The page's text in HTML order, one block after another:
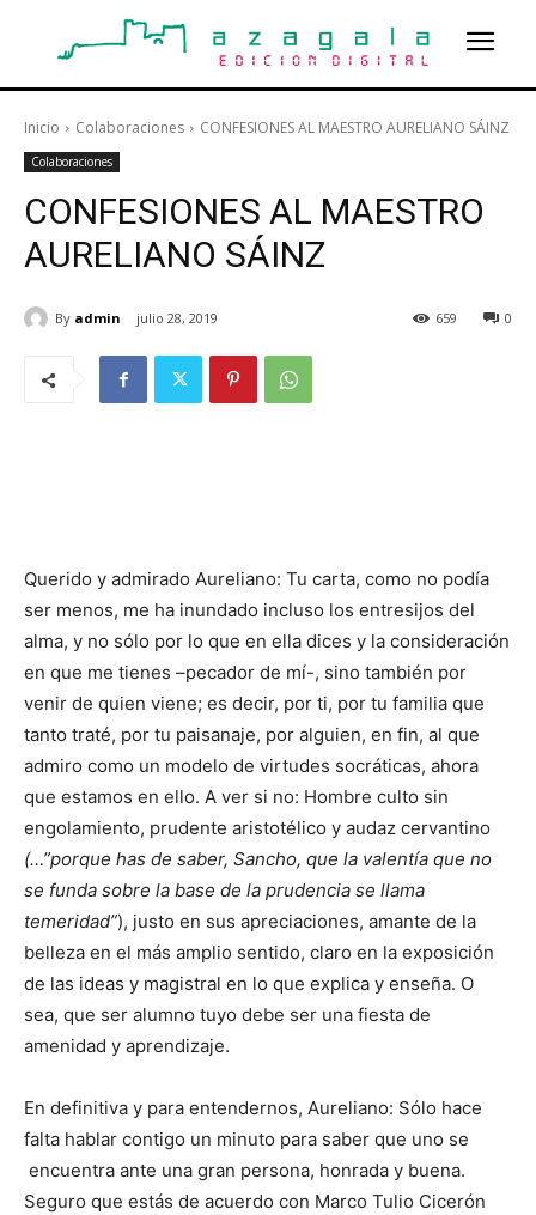
Inicio Colaboraciones CONFESIONES AL MAESTRO AURELIANO SÁINZ
Colaboraciones
CONFESIONES AL MAESTRO
AURELIANO SÁINZ
By admin julio 28, 2019 0
659
Querido y admirado Aureliano: Tu carta, como no podía
ser menos, me ha inundado incluso los entresijos del
alma, y no sólo por lo que en ella dices y la consideración
en que me tienes –pecador de mí-, sino también por
venir de quien viene; es decir, por ti, por tu familia que
tanto traté, por tu paisanaje, por alguien, en fin, al que
admiro como un modelo de virtudes socráticas, ahora
que estamos en ello. A ver si no: Hombre culto sin
engolamiento, prudente aristotélico y audaz cervantino
(…”porque has de saber, Sancho, que la valentía que no
se funda sobre la base de la prudencia se llama
temeridad”), justo en sus apreciaciones, amante de la
belleza en el más amplio sentido, claro en la exposición
de las ideas y magistral en lo que explica y enseña. O
sea, que ser alumno tuyo debe ser una fiesta de
amenidad y aprendizaje.
En definitiva y para entendernos, Aureliano: Sólo hace
falta hablar contigo un minuto para saber que uno se
encuentra ante una gran persona, honrada y buena.
Seguro que estás de acuerdo con Marco Tulio Cicerón